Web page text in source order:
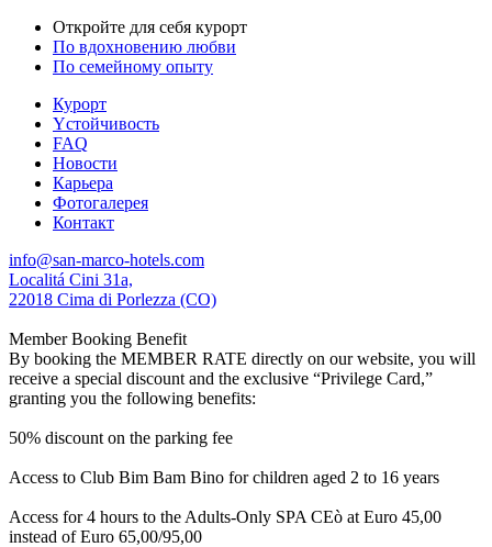
Откройте для себя курорт
По вдохновению любви
По семейному опыту
Курорт
Yстойчивость
FAQ
Новости
Карьера
Фотогалерея
Контакт
info@san-marco-hotels.com
Localitá Cini 31a,
22018 Cima di Porlezza (CO)
Member Booking Benefit
By booking the MEMBER RATE directly on our website, you will
receive a special discount and the exclusive “Privilege Card,”
granting you the following benefits:
50% discount on the parking fee
Access to Club Bim Bam Bino for children aged 2 to 16 years
Access for 4 hours to the Adults-Only SPA CEò at Euro 45,00
instead of Euro 65,00/95,00